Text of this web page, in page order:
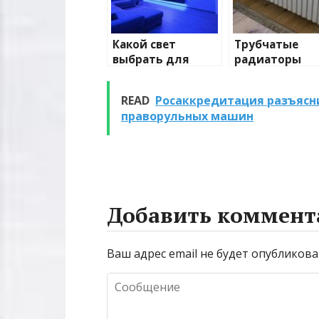
Какой свет
выбрать для
Трубчатые
радиаторы
READ Росаккредитация
праворульных машин
Добавить
Ваш адрес email не будет